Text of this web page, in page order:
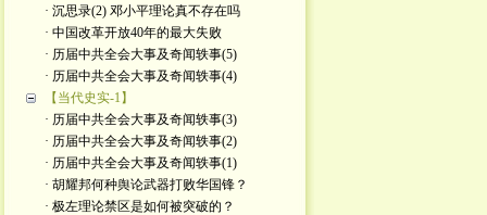
· 沉思录(2) 邓小平理论真不存在吗
· 中国改革开放40年的最大失败
· 历届中共全会大事及奇闻轶事(5)
· 历届中共全会大事及奇闻轶事(4)
【当代史实-1】
· 历届中共全会大事及奇闻轶事(3)
· 历届中共全会大事及奇闻轶事(2)
· 历届中共全会大事及奇闻轶事(1)
· 胡耀邦何种舆论武器打败华国锋？
· 极左理论禁区是如何被突破的？